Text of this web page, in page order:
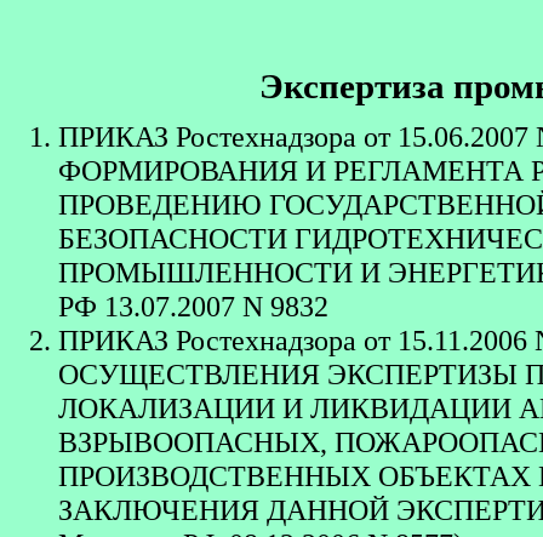
Экспертиза
ПРИКАЗ Ростехнадзора от
ФОРМИРОВАНИЯ И РЕГЛАМЕНТА
ПРОВЕДЕНИЮ
БЕЗОПАСНОСТИ
ПРОМЫШЛЕННОСТИ И ЭНЕРГЕТИКИ.
РФ 13.07.2007 N 9832
ПРИКАЗ Ростехнадзора от
ОСУЩЕСТВЛЕНИЯ ЭКСПЕРТИЗЫ
ЛОКАЛИЗАЦИИ И ЛИКВИДАЦИИ
ВЗРЫВООПАСНЫХ,
ПРОИЗВОДСТВЕННЫХ
ЗАКЛЮЧЕНИЯ ДАННОЙ ЭКСПЕРТИЗЫ